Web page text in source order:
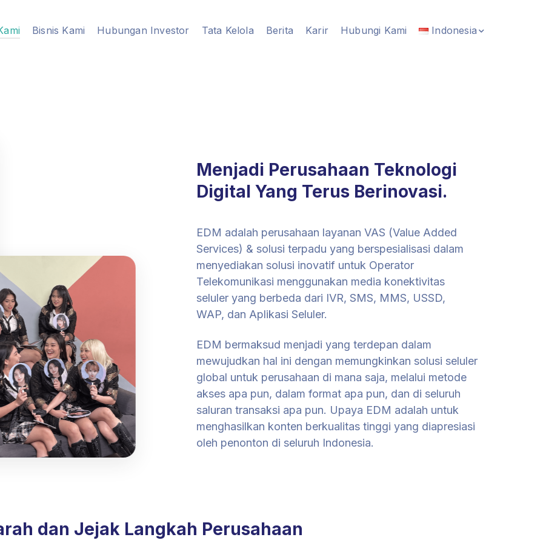
Bisnis Kami Hubungan Investor Tata Kelola Berita Karir Hubungi Kami Indonesia
Menjadi Perusahaan Teknologi
Digital Yang Terus Berinovasi.
EDM adalah perusahaan layanan VAS (Value Added
Services) & solusi terpadu yang berspesialisasi dalam
menyediakan solusi inovatif untuk Operator
Telekomunikasi menggunakan media konektivitas
seluler yang berbeda dari IVR, SMS, MMS, USSD,
WAP, dan Aplikasi Seluler.
EDM bermaksud menjadi yang terdepan dalam
mewujudkan hal ini dengan memungkinkan solusi seluler
global untuk perusahaan di mana saja, melalui metode
akses apa pun, dalam format apa pun, dan di seluruh
saluran transaksi apa pun. Upaya EDM adalah untuk
menghasilkan konten berkualitas tinggi yang diapresiasi
oleh penonton di seluruh Indonesia.
dan Jejak Langkah Perusahaan